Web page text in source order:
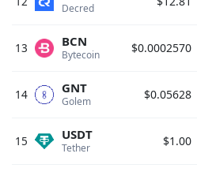
Decred
13 Bytecoin
BCN $0.0002570
14 Golem
GNT $0.05628
15 Tether
USDT $1.00